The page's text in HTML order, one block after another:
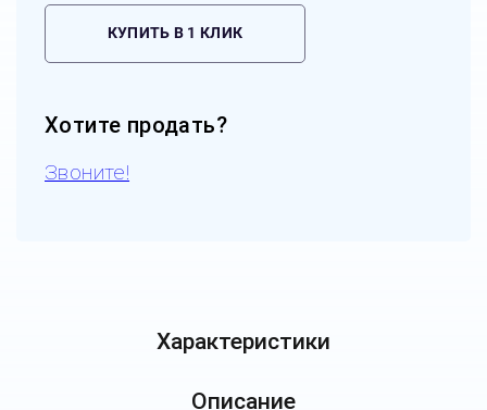
КУПИТЬ В 1 КЛИК
Хотите продать?
Звоните!
Характеристики
Описание